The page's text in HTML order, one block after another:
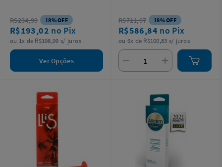
R$234,99 18% OFF
R$193,02 no Pix
ou 1x de R$198,99 s/ juros
Ver Opções
intraorais e 2 colheres dosadoras.
R$711,97 18% OFF
R$586,84 no Pix
ou 6x de R$100,83 s/ juros